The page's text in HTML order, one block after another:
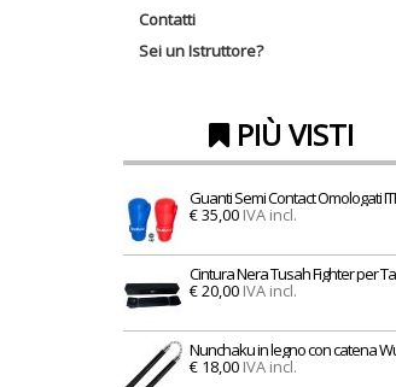
Contatti
Sei un Istruttore?
PIÙ VISTI
€ 35,00 IVA incl.
€ 20,00 IVA incl.
€ 18,00 IVA incl.